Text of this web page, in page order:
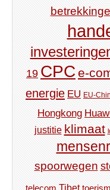
19 CPC e-
energie EU EU-
Hongkong
justitie klimaat
spoorwegen